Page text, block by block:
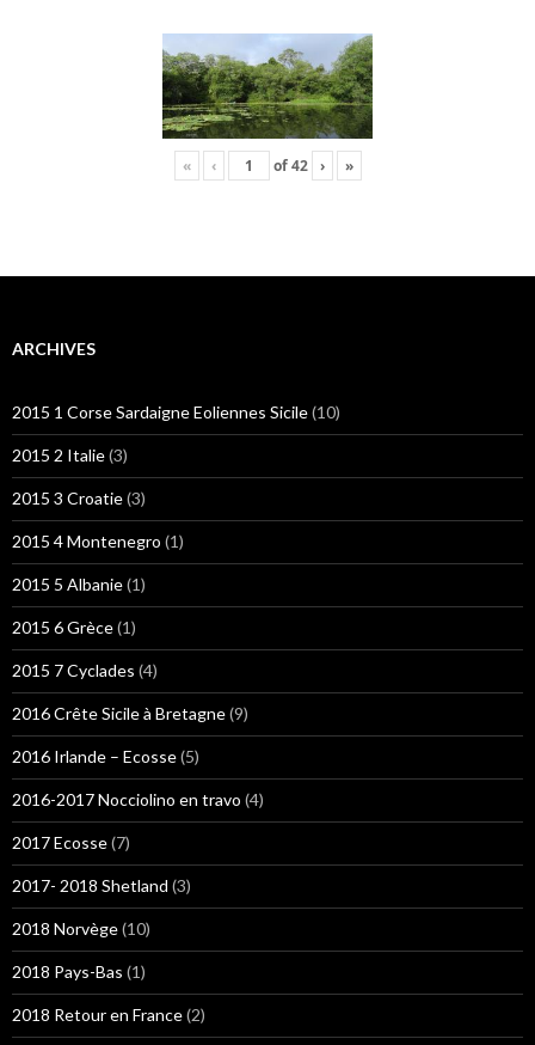
« ‹ of42 › »
ARCHIVES
2015 1 Corse Sardaigne Eoliennes Sicile(10)
2015 2 Italie(3)
2015 3 Croatie(3)
2015 4 Montenegro (1)
2015 5 Albanie(1)
2015 6 Grèce(1)
2015 7 Cyclades (4)
2016 Crête Sicile à Bretagne(9)
2016 Irlande – Ecosse(5)
2016-2017 Nocciolino en travo (4)
2017 Ecosse(7)
2017- 2018 Shetland (3)
2018 Norvège(10)
2018 Pays-Bas (1)
2018 Retour en France(2)